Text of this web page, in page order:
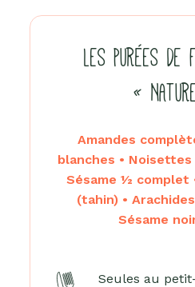
LES PURÉES DE
«
Amandes
blanches • Noisettes
Sésame ½ complet
(tahin) •
Sésame
Seules au